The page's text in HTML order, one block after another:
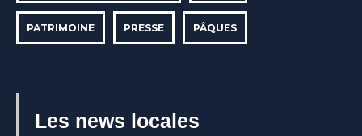
PATRIMOINE PRESSE PÂQUES
Les news locales